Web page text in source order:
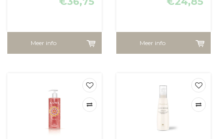
Meer info Meer info